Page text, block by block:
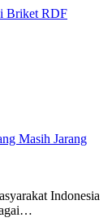
Briket RDF
Masih Jarang
Indonesia
…